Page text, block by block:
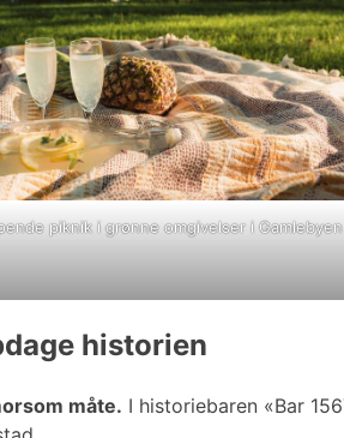
piknik i grønne omgivelser i Gamlebyen
historien
måte. I historiebaren «Bar